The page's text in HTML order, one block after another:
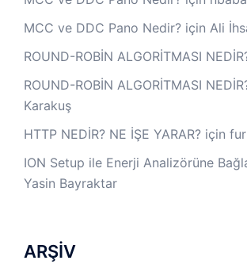
MCC ve DDC Pano Nedir? için Ali
ROUND-ROBİN ALGORİTMASI
ROUND-ROBİN ALGORİTMASI
Karakuş
HTTP NEDİR? NE İŞE YARAR? için
ION Setup ile Enerji Analizörüne
Yasin Bayraktar
ARŞİV